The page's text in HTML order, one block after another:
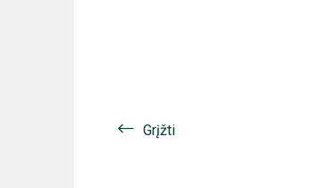
Grįžti